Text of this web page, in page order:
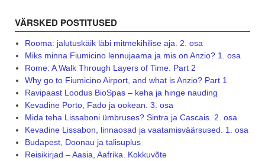
VÄRSKED POSTITUSED
Rooma: jalutuskäik läbi mitmekihilise aja. 2. osa
Miks minna Fiumicino lennujaama ja mis on Anzio? 1. osa
Rome: A Walk Through Layers of Time. Part 2
Why go to Fiumicino Airport, and what is Anzio? Part 1
Ravipaast Loodus BioSpas – keha ja hinge nauding
Kevadine Porto, Fado ja ookean. 3. osa
Mida teha Lissaboni ümbruses? Sintra ja Cascais. 2. osa
Kevadine Lissabon, linnaosad ja vaatamisväärsused. 1. osa
Budapest, Doonau ja talisuplus
Reisikirjad – Aasia, Aafrika. Kokkuvõte